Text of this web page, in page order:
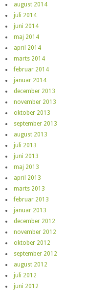
august 2014
juli 2014
juni 2014
maj 2014
april 2014
marts 2014
februar 2014
januar 2014
december 2013
november 2013
oktober 2013
september 2013
august 2013
juli 2013
juni 2013
maj 2013
april 2013
marts 2013
februar 2013
januar 2013
december 2012
november 2012
oktober 2012
september 2012
august 2012
juli 2012
juni 2012